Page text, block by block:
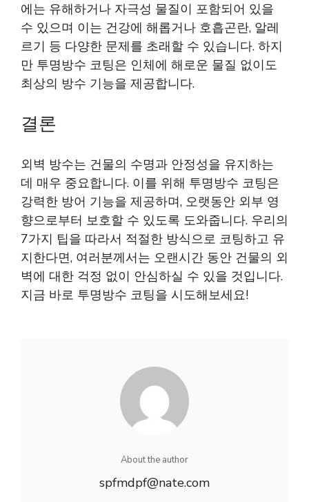
에는 유해하거나 자극성 물질이 포함되어 있을
수 있으며 이는 건강에 해롭거나 호흡곤란, 알레
르기 등 다양한 문제를 초래할 수 있습니다. 하지
만 투명방수 코팅은 인체에 해로운 물질 없이도
최상의 방수 기능을 제공합니다.
결론
외벽 방수는 건물의 수명과 안정성을 유지하는
데 매우 중요합니다. 이를 위해 투명방수 코팅은
강력한 방어 기능을 제공하며, 오랫동안 외부 영
향으로부터 보호할 수 있도록 도와줍니다. 우리의
7가지 팁을 따라서 적절한 방식으로 코팅하고 유
지한다면, 여러분께서는 오랜시간 동안 건물의 외
벽에 대한 걱정 없이 안심하실 수 있을 것입니다.
지금 바로 투명방수 코팅을 시도해보세요!
About the author
spfmdpf@nate.com